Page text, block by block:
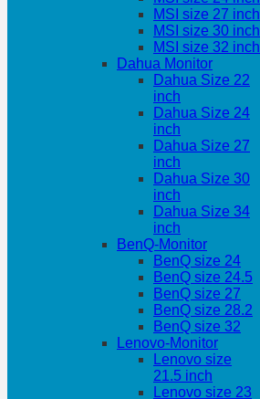
MSI size 27 inch
MSI size 30 inch
MSI size 32 inch
Dahua Monitor
Dahua Size 22
inch
Dahua Size 24
inch
Dahua Size 27
inch
Dahua Size 30
inch
Dahua Size 34
inch
BenQ-Monitor
BenQ size 24
BenQ size 24.5
BenQ size 27
BenQ size 28.2
BenQ size 32
Lenovo-Monitor
Lenovo size
21.5 inch
Lenovo size 23